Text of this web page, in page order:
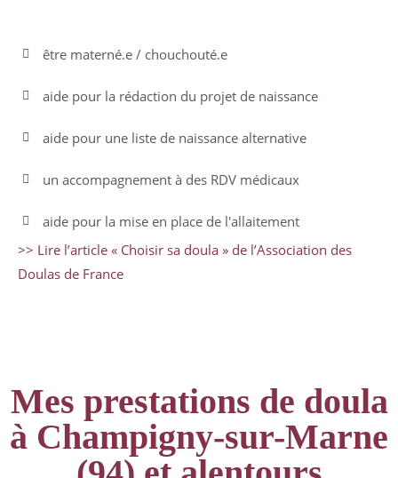
être materné.e / chouchouté.e
aide pour la rédaction du projet de naissance
aide pour une liste de naissance alternative
un accompagnement à des RDV médicaux
aide pour la mise en place de l'allaitement
>> Lire l’article « Choisir sa doula » de l’Association des
Doulas de France
Mes prestations de doula
à Champigny-sur-Marne